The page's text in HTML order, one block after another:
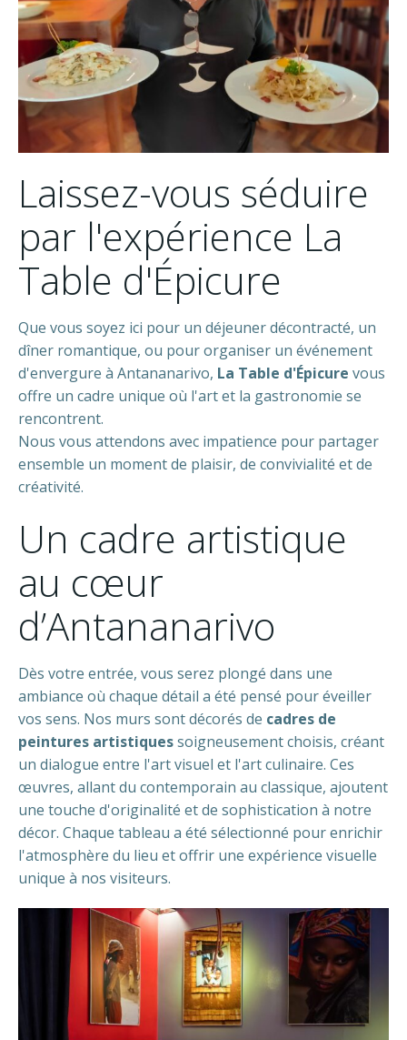
Laissez-vous séduire
par l'expérience La
Table d'Épicure
Que vous soyez ici pour un déjeuner décontracté, un
dîner romantique, ou pour organiser un événement
d'envergure à Antananarivo, La Table d'Épicure vous
offre un cadre unique où l'art et la gastronomie se
rencontrent.
Nous vous attendons avec impatience pour partager
ensemble un moment de plaisir, de convivialité et de
créativité.
Un cadre artistique
au cœur
d’Antananarivo
Dès votre entrée, vous serez plongé dans une
ambiance où chaque détail a été pensé pour éveiller
vos sens. Nos murs sont décorés de cadres de
peintures artistiquessoigneusement choisis, créant
un dialogue entre l'art visuel et l'art culinaire. Ces
œuvres, allant du contemporain au classique, ajoutent
une touche d'originalité et de sophistication à notre
décor. Chaque tableau a été sélectionné pour enrichir
l'atmosphère du lieu et offrir une expérience visuelle
unique à nos visiteurs.